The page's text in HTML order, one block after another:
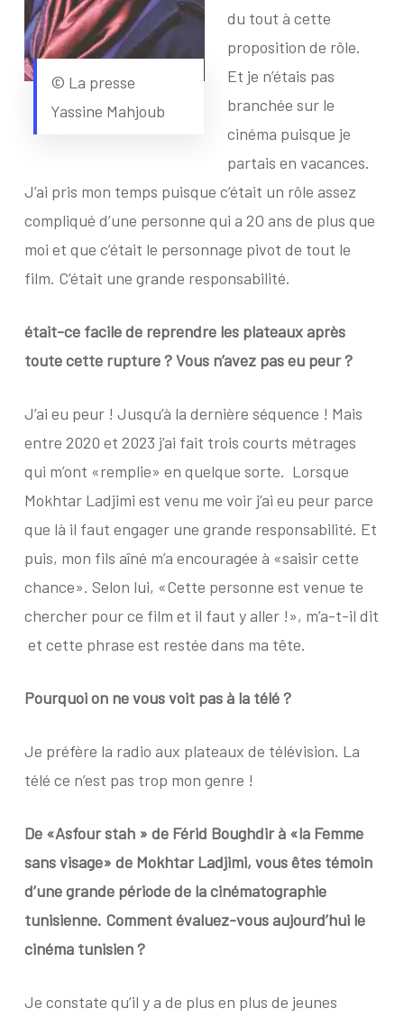
© La presse
Yassine Mahjoub
du tout à cette
proposition de rôle.
Et je n’étais pas
branchée sur le
cinéma puisque je
partais en vacances.
J’ai pris mon temps puisque c’était un rôle assez
compliqué d’une personne qui a 2O ans de plus que
moi et que c’était le personnage pivot de tout le
film. C’était une grande responsabilité.
était-ce facile de reprendre les plateaux après
toute cette rupture ? Vous n’avez pas eu peur ?
J’ai eu peur ! Jusqu’à la dernière séquence ! Mais
entre 2020 et 2023 j’ai fait trois courts métrages
qui m’ont «remplie» en quelque sorte. Lorsque
Mokhtar Ladjimi est venu me voir j’ai eu peur parce
que là il faut engager une grande responsabilité. Et
puis, mon fils aîné m’a encouragée à «saisir cette
chance». Selon lui, «Cette personne est venue te
chercher pour ce film et il faut y aller !», m’a-t-il dit
et cette phrase est restée dans ma tête.
Pourquoi on ne vous voit pas à la télé ?
Je préfère la radio aux plateaux de télévision. La
télé ce n’est pas trop mon genre !
De «Asfour stah » de Férid Boughdir à «la Femme
sans visage» de Mokhtar Ladjimi, vous êtes témoin
d’une grande période de la cinématographie
tunisienne. Comment évaluez-vous aujourd’hui le
cinéma tunisien ?
Je constate qu’il y a de plus en plus de jeunes